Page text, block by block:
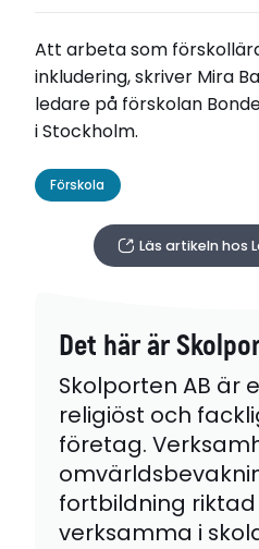
Att arbeta som
inkludering, skriver Mira
ledare på förskolan
i Stockholm.
Förskola
Läs artikeln hos
Det här är
Skolporten AB är
religiöst och
företag.
fortbildning
verksamma i